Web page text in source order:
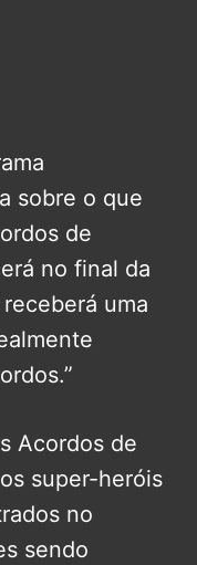
sobre o que
de
no final da
uma
Acordos de
super-heróis
no
sendo